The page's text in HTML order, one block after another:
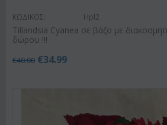
ΚΩΔΙΚΟΣ: Hpl2
Tillandsia Cyanea σε βάζο με
δώρου !!!
€40.00 €34.99